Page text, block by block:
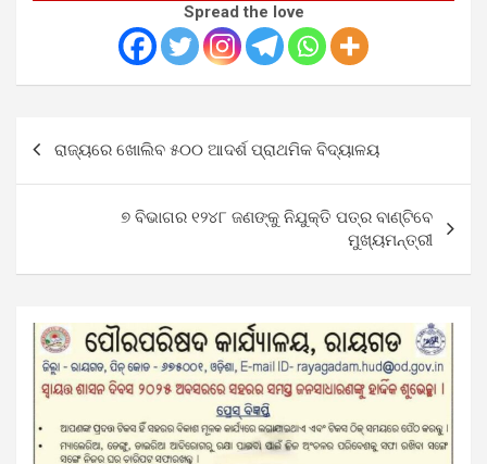
Spread the love
navigation
ରାଜ୍ୟରେ ଖୋଲିବ ୫୦୦ ଆଦର୍ଶ ପ୍ରାଥମିକ ବିଦ୍ୟାଳୟ
୭ ବିଭାଗର ୧୨୪୮ ଜଣଙ୍କୁ ନିଯୁକ୍ତି ପତ୍ର ବାଣ୍ଟିବେ
ମୁଖ୍ୟମନ୍ତ୍ରୀ